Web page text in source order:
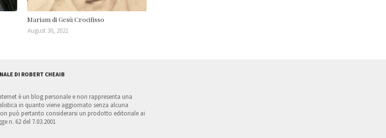
Mariam di Gesù Crocifisso
August 30, 2021
DI ROBERT CHEAIB
è un blog personale e non rappresenta una
in quanto viene aggiornato senza alcuna
può pertanto considerarsi un prodotto editoriale ai
n. 62 del 7.03.2001